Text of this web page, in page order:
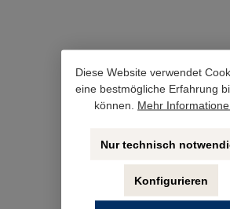
Diese Website verwendet
eine bestmögliche Erfahrung
können. Mehr
Nur technisch
Konfigurieren